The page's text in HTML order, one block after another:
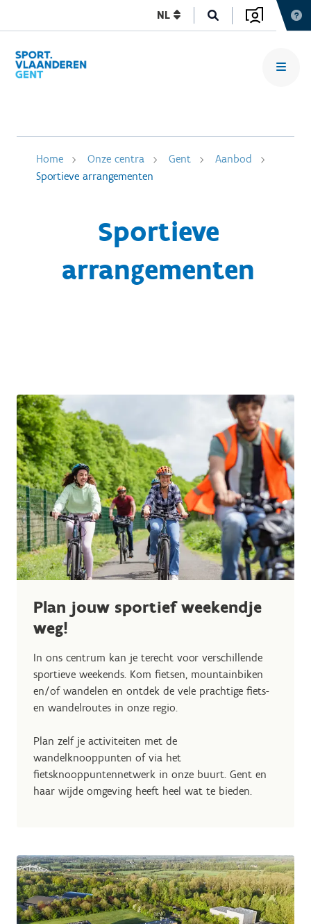
NL
Home Onze centra Gent
Aanbod
Sportieve arrangementen
Sportieve
arrangementen
Plan jouw sportief weekendje
weg!
In ons centrum kan je terecht voor verschillende
sportieve weekends. Kom fietsen, mountainbiken
en/of wandelen en ontdek de vele prachtige fiets-
en wandelroutes in onze regio.
Plan zelf je activiteiten met de
wandelknooppunten of via het
fietsknooppuntennetwerk in onze buurt. Gent en
haar wijde omgeving heeft heel wat te bieden.